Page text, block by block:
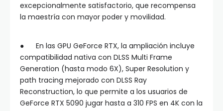
excepcionalmente satisfactorio, que recompensa
la maestría con mayor poder y movilidad.
● En las GPU GeForce RTX, la ampliación incluye
compatibilidad nativa con DLSS Multi Frame
Generation (hasta modo 6X), Super Resolution y
path tracing mejorado con DLSS Ray
Reconstruction, lo que permite a los usuarios de
GeForce RTX 5090 jugar hasta a 310 FPS en 4K con la